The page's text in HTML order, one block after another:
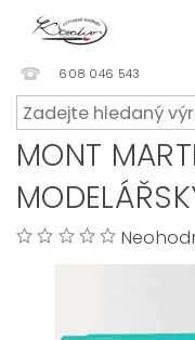
608 046 543
MONT